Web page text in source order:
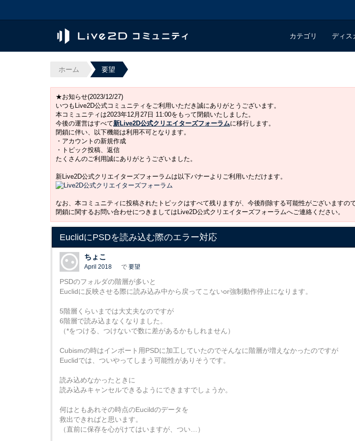
カテゴリ ディス
ホーム 要望
★お知らせ(2023/12/27)
いつもLive2D公式コミュニティをご利用いただき誠にありがとうございます。
本コミュニティは2023年12月27日 11:00をもって閉鎖いたしました。
今後の運営はすべて新Live2D公式クリエイターズフォーラムに移行します。
閉鎖に伴い、以下機能は利用不可となります。
・アカウントの新規作成
・トピック投稿、返信
たくさんのご利用誠にありがとうございました。
新Live2D公式クリエイターズフォーラムは以下バナーよりご利用いただけます。
なお、本コミュニティに投稿されたトピックはすべて残りますが、今後削除する可能性がございますの
閉鎖に関するお問い合わせにつきましてはLive2D公式クリエイターズフォーラムへご連絡ください。
EuclidにPSDを読み込む際のエラー対応
ちょこ
April 2018 で 要望
PSDのフォルダの階層が多いと
Euclidに反映させる際に読み込み中から戻ってこないor強制動作停止になります。
5階層くらいまでは大丈夫なのですが
6階層で読み込まなくなりました。
（*をつける、つけないで数に差があるかもしれません）
Cubismの時はインポート用PSDに加工していたのでそんなに階層が増えなかったのですが
Euclidでは、ついやってしまう可能性がありそうです。
読み込めなかったときに
読み込みキャンセルできるようにできますでしょうか。
何はともあれその時点のEucildのデータを
救出できればと思います。
（直前に保存を心がけてはいますが、つい…）